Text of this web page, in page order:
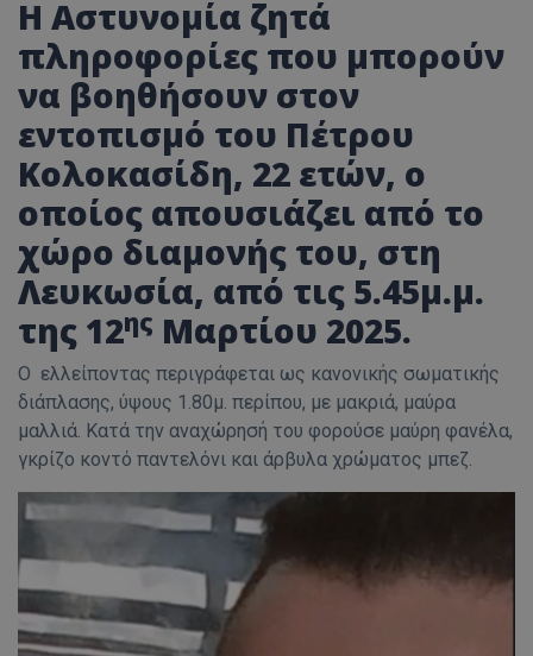
Η Αστυνομία ζητά
πληροφορίες που μπορούν
να βοηθήσουν στον
εντοπισμό του Πέτρου
Κολοκασίδη, 22 ετών, ο
οποίος απουσιάζει από το
χώρο διαμονής του, στη
Λευκωσία, από τις 5.45μ.μ.
της 12ης Μαρτίου 2025.
Ο ελλείποντας περιγράφεται ως κανονικής σωματικής
διάπλασης, ύψους 1.80μ. περίπου, με μακριά, μαύρα
μαλλιά. Κατά την αναχώρησή του φορούσε μαύρη φανέλα,
γκρίζο κοντό παντελόνι και άρβυλα χρώματος μπεζ.